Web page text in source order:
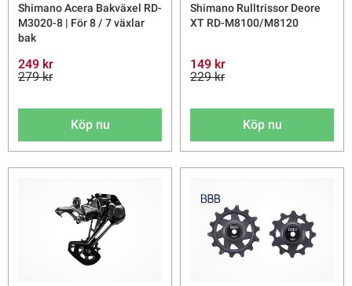
Shimano Acera Bakväxel RD-
M3020-8 | För 8 / 7 växlar
bak
249 kr
279 kr
Köp nu
Shimano Rulltrissor Deore
XT RD-M8100/M8120
149 kr
229 kr
Köp nu